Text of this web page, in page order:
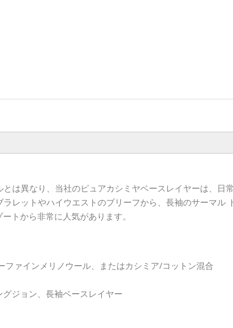
は異なり、当社のピュアカシミヤベースレイヤーは、日
レットやハイウエストのブリーフから、長袖のサーマル
トから非常に人気があります。
ァインメリノウール、またはカシミア/コットン混合
ジョン、長袖ベースレイヤー